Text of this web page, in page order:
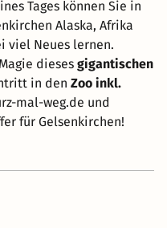
Tages können Sie in
Alaska, Afrika
viel Neues lernen.
dieses gigantischen
in den Zoo inkl.
mal-weg.de und
für Gelsenkirchen!